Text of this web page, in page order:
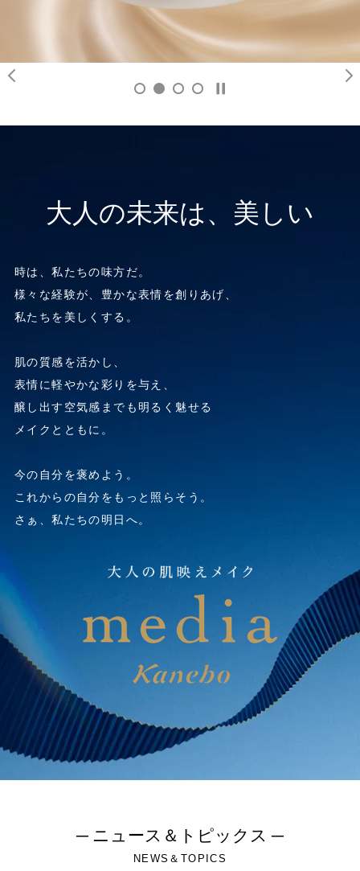
大人の未来は、美しい
時は、私たちの味方だ。
様々な経験が、豊かな表情を創りあげ、
私たちを美しくする。
肌の質感を活かし、
表情に軽やかな彩りを与え、
醸し出す空気感までも明るく魅せる
メイクとともに。
今の自分を褒めよう。
これからの自分をもっと照らそう。
さぁ、私たちの明日へ。
─ ニュース＆トピックス ─
NEWS＆TOPICS